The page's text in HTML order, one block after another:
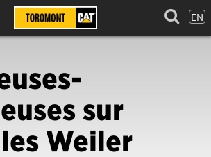
EN
sur
Weiler